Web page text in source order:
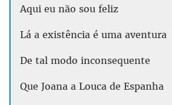
Aqui eu não sou feliz
Lá a existência é uma aventura
De tal modo inconsequente
Que Joana a Louca de Espanha